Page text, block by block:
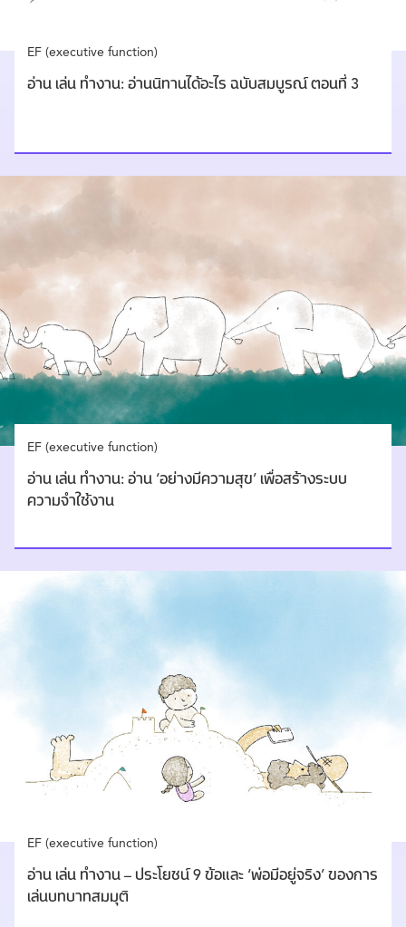
EF (executive function)
อ่าน เล่น ทำงาน: อ่านนิทานได้อะไร ฉบับสมบูรณ์ ตอนที่ 3
EF (executive function)
อ่าน เล่น ทำงาน: อ่าน ‘อย่างมีความสุข’ เพื่อสร้างระบบ
ความจำใช้งาน
EF (executive function)
อ่าน เล่น ทำงาน – ประโยชน์ 9 ข้อและ ‘พ่อมีอยู่จริง’ ของการ
เล่นบทบาทสมมุติ